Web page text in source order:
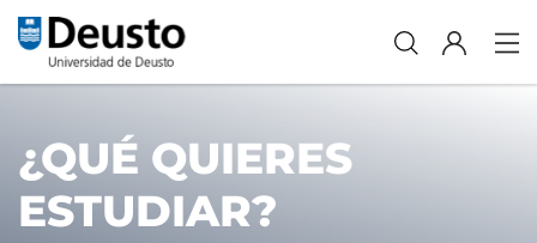
¿QUÉ QUIERES
ESTUDIAR?